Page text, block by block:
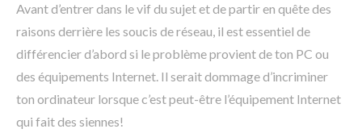
Avant d’entrer dans le vif du sujet et de partir en quête des
raisons derrière les soucis de réseau, il est essentiel de
différencier d’abord si le problème provient de ton PC ou
des équipements Internet. Il serait dommage d’incriminer
ton ordinateur lorsque c’est peut-être l’équipement Internet
qui fait des siennes!